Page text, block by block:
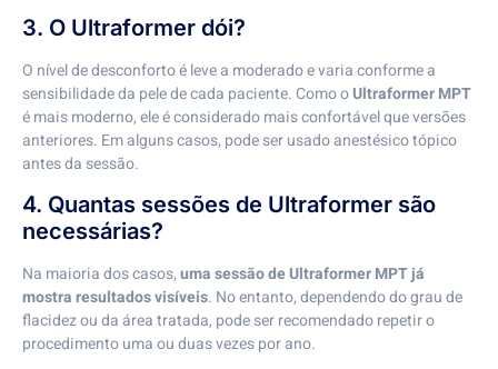
3. O Ultraformer dói?
O nível de desconforto é leve a moderado e varia conforme a
sensibilidade da pele de cada paciente. Como oUltraformer MPT
é mais moderno, ele é considerado mais confortável que versões
anteriores. Em alguns casos, pode ser usado anestésico tópico
antes da sessão.
4. Quantas sessões de Ultraformer são
necessárias?
Na maioria dos casos,uma sessão de Ultraformer MPT já
mostra resultados visíveis. No entanto, dependendo do grau de
flacidez ou da área tratada, pode ser recomendado repetir o
procedimento uma ou duas vezes por ano.